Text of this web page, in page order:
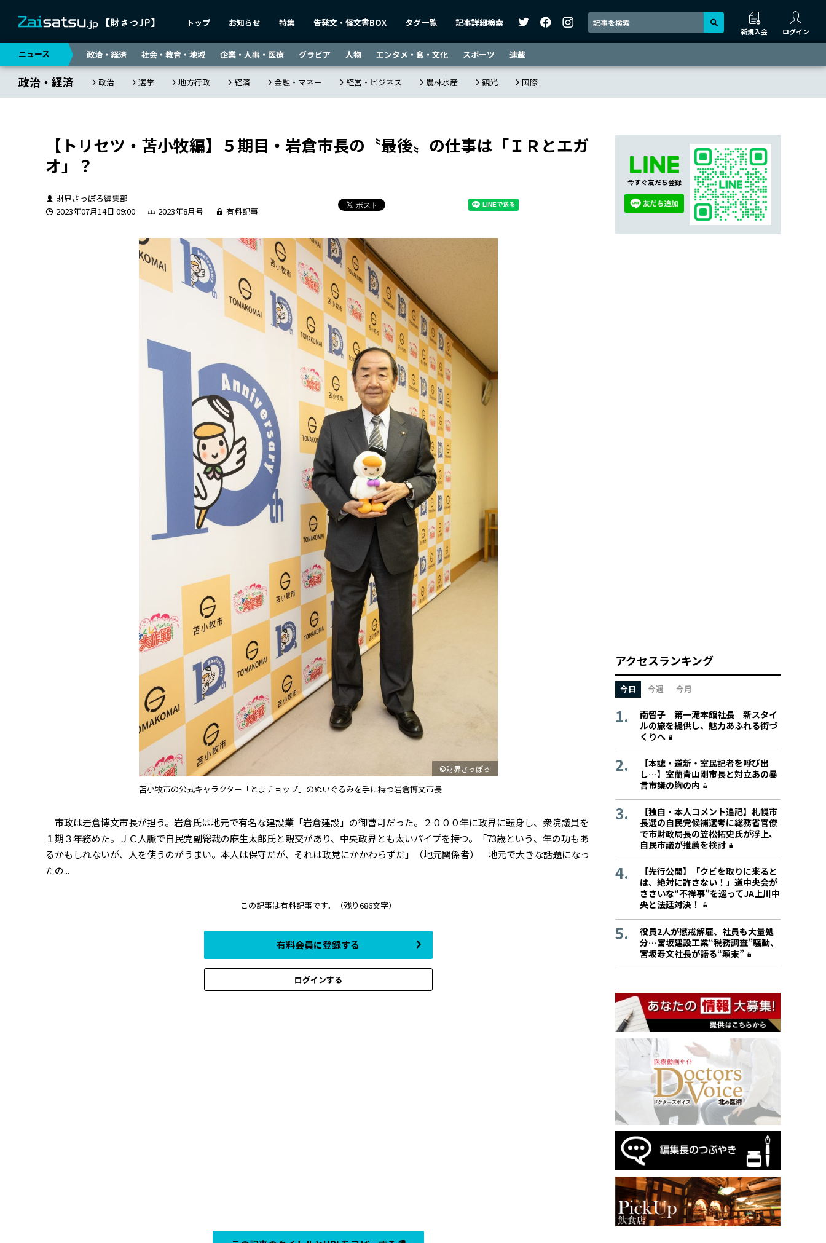
トップ お知らせ 特集 告発文・怪文書BOX タグ一覧 記事詳細検索
新規入会 ログイン
ニュース 政治・経済 社会・教育・地域 企業・人事・医療 グラビア 人物 エンタメ・食・文化 スポーツ 連載
政治・経済 政治 選挙 地方行政 経済 金融・マネー 経営・ビジネス 農林水産 観光 国際
【トリセツ・苫小牧編】５期目・岩倉市長の〝最後〟の仕事は「ＩＲとエガ
オ」？
財界さっぽろ編集部
2023年07月14日 09:00
2023年8月号 有料記事
©財界さっぽろ
苫小牧市の公式キャラクター「とまチョップ」のぬいぐるみを手に持つ岩倉博文市長
市政は岩倉博文市長が担う。岩倉氏は地元で有名な建設業「岩倉建設」の御曹司だった。２０００年に政界に転身し、衆院議員を
１期３年務めた。ＪＣ人脈で自民党副総裁の麻生太郎氏と親交があり、中央政界とも太いパイプを持つ。「73歳という、年の功もあ
るかもしれないが、人を使うのがうまい。本人は保守だが、それは政党にかかわらずだ」（地元関係者） 地元で大きな話題になっ
たの...
この記事は有料記事です。 （残り686文字）
有料会員に登録する
ログインする
今すぐ友だち登録
アクセスランキング
今日 今週 今月
南智子 第一滝本館社長 新スタイ
ルの旅を提供し、魅力あふれる街づ
くりへ
【本誌・道新・室民記者を呼び出
し…】室蘭青山剛市長と対立あの暴
言市議の胸の内
【独自・本人コメント追記】札幌市
長選の自民党候補選考に総務省官僚
で市財政局長の笠松拓史氏が浮上、
自民市議が推薦を検討
【先行公開】「クビを取りに来ると
は、絶対に許さない！」道中央会が
ささいな“不祥事”を巡ってJA上川中
央と法廷対決！
役員2人が懲戒解雇、社員も大量処
分…宮坂建設工業“税務調査”騒動、
宮坂寿文社長が語る“顛末”